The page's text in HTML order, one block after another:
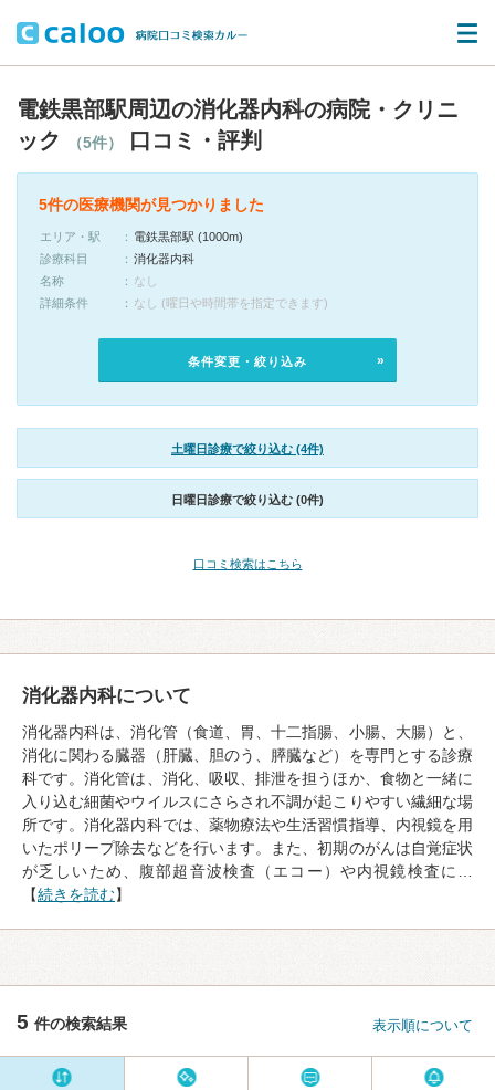
電鉄黒部駅周辺の消化器内科の病院・クリニ
ック
（5件） 口コミ・評判
5件の医療機関が見つかりました
エリア・駅
電鉄黒部駅 (1000m)
診療科目
消化器内科
名称
なし
詳細条件
なし (曜日や時間帯を指定できます)
条件変更・絞り込み
土曜日診療で絞り込む (4件)
日曜日診療で絞り込む (0件)
口コミ検索はこちら
消化器内科について
消化器内科は、消化管（食道、胃、十二指腸、小腸、大腸）と、
消化に関わる臓器（肝臓、胆のう、膵臓など）を専門とする診療
科です。消化管は、消化、吸収、排泄を担うほか、食物と一緒に
入り込む細菌やウイルスにさらされ不調が起こりやすい繊細な場
所です。消化器内科では、薬物療法や生活習慣指導、内視鏡を用
いたポリープ除去などを行います。また、初期のがんは自覚症状
が乏しいため、腹部超音波検査（エコー）や内視鏡検査に…
【続きを読む】
5 件の検索結果 表示順について